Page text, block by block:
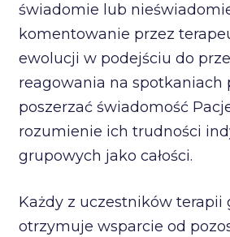
świadomie lub
komentowanie przez
ewolucji w podejściu do
reagowania na spotkaniach
poszerzać świadomość
rozumienie ich trudności
grupowych jako całości.
Każdy z uczestników terapii
otrzymuje wsparcie od